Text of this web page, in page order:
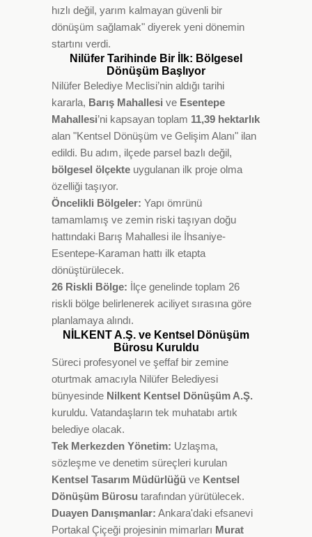
hızlı değil, yarım kalmayan güvenli bir
dönüşüm sağlamak" diyerek yeni dönemin
startını verdi.
Nilüfer Tarihinde Bir İlk: Bölgesel
Dönüşüm Başlıyor
Nilüfer Belediye Meclisi’nin aldığı tarihi
kararla, Barış Mahallesi ve Esentepe
Mahallesi’ni kapsayan toplam 11,39 hektarlık
alan "Kentsel Dönüşüm ve Gelişim Alanı" ilan
edildi. Bu adım, ilçede parsel bazlı değil,
bölgesel ölçekte uygulanan ilk proje olma
özelliği taşıyor.
Öncelikli Bölgeler: Yapı ömrünü
tamamlamış ve zemin riski taşıyan doğu
hattındaki Barış Mahallesi ile İhsaniye-
Esentepe-Karaman hattı ilk etapta
dönüştürülecek.
26 Riskli Bölge: İlçe genelinde toplam 26
riskli bölge belirlenerek aciliyet sırasına göre
planlamaya alındı.
NİLKENT A.Ş. ve Kentsel Dönüşüm
Bürosu Kuruldu
Süreci profesyonel ve şeffaf bir zemine
oturtmak amacıyla Nilüfer Belediyesi
bünyesinde Nilkent Kentsel Dönüşüm A.Ş.
kuruldu. Vatandaşların tek muhatabı artık
belediye olacak.
Tek Merkezden Yönetim: Uzlaşma,
sözleşme ve denetim süreçleri kurulan
Kentsel Tasarım Müdürlüğü ve Kentsel
Dönüşüm Bürosu tarafından yürütülecek.
Duayen Danışmanlar: Ankara'daki efsanevi
Portakal Çiçeği projesinin mimarları Murat